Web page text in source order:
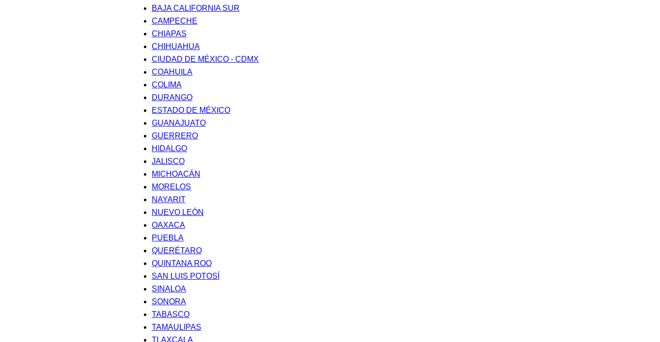
BAJA CALIFORNIA SUR
CAMPECHE
CHIAPAS
CHIHUAHUA
CIUDAD DE MÉXICO - CDMX
COAHUILA
COLIMA
DURANGO
ESTADO DE MÉXICO
GUANAJUATO
GUERRERO
HIDALGO
JALISCO
MICHOACÁN
MORELOS
NAYARIT
NUEVO LEÓN
OAXACA
PUEBLA
QUERÉTARO
QUINTANA ROO
SAN LUIS POTOSÍ
SINALOA
SONORA
TABASCO
TAMAULIPAS
TLAXCALA